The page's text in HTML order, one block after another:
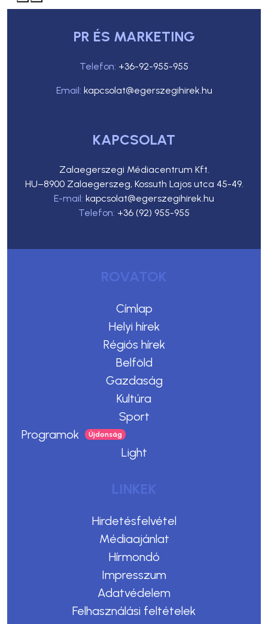
PR ÉS MARKETING
Telefon: +36-92-955-955
Email: kapcsolat@egerszegihirek.hu
KAPCSOLAT
Zalaegerszegi Médiacentrum Kft.
HU–8900 Zalaegerszeg, Kossuth Lajos utca 45-49.
E-mail: kapcsolat@egerszegihirek.hu
Telefon: +36 (92) 955-955
ROVATOK
Címlap
Helyi hírek
Régiós hírek
Belföld
Gazdaság
Kultúra
Sport
Programok
Light
LINKEK
Hirdetésfelvétel
Médiaajánlat
Hírmondó
Impresszum
Adatvédelem
Felhasználási feltételek